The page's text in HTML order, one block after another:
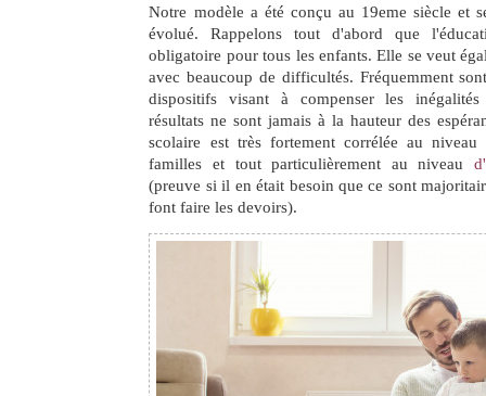
Notre modèle a été conçu au 19eme siècle et
évolué. Rappelons tout d'abord que
obligatoire pour tous les enfants. Elle se veut
avec beaucoup de difficultés. Fréquemment
dispositifs visant à compenser les
résultats ne sont jamais à la hauteur des
scolaire est très fortement corrélée au niveau
familles et tout particulièrement au niveau
(preuve si il en était besoin que ce sont
font faire les devoirs).